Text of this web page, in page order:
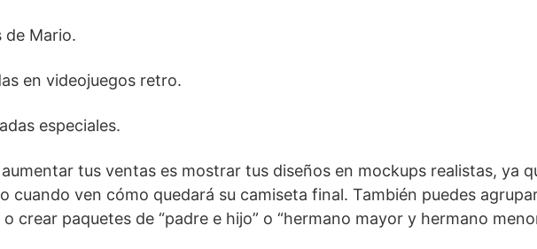
de Mario.
en videojuegos retro.
especiales.
tus ventas es mostrar tus diseños en mockups realistas, ya
cuando ven cómo quedará su camiseta final. También puedes
crear paquetes de “padre e hijo” o “hermano mayor y hermano